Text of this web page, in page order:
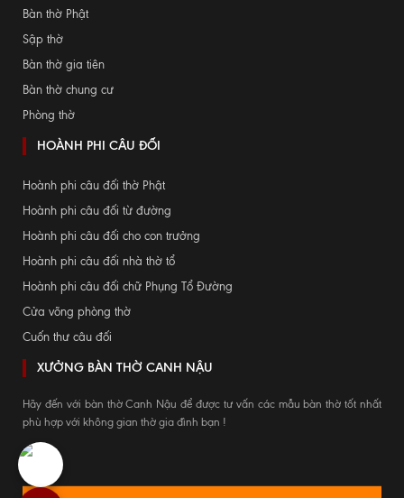
Bàn thờ Phật
Sập thờ
Bàn thờ gia tiên
Bàn thờ chung cư
Phòng thờ
HOÀNH PHI CÂU ĐỐI
Hoành phi câu đối thờ Phật
Hoành phi câu đối từ đường
Hoành phi câu đối cho con trưởng
Hoành phi câu đối nhà thờ tổ
Hoành phi câu đối chữ Phụng Tổ Đường
Cửa võng phòng thờ
Cuốn thư câu đối
XƯỞNG BÀN THỜ CANH NẬU
Hãy đến với bàn thờ Canh Nậu để được tư vấn các mẫu bàn thờ tốt nhất
phù hợp với không gian thờ gia đình bạn !